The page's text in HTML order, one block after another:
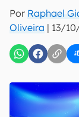
Por Raphael
Oliveira | 13/
Confirmo
Uso e